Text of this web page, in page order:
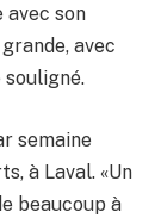
avec son
avec
souligné.
semaine
à Laval. «Un
beaucoup à